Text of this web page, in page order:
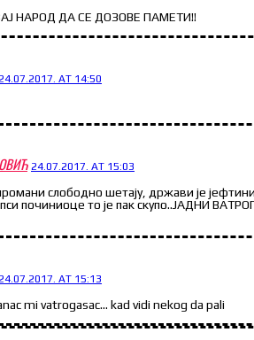
НАРОД ДА СЕ ДОЗОВЕ ПАМЕТИ!!
AT 14:50
24.07.2017. AT 15:03
слободно шетају, држави је
починиоце то је пак скупо..ЈАДНИ
AT 15:13
mi vatrogasac… kad vidi nekog da pali